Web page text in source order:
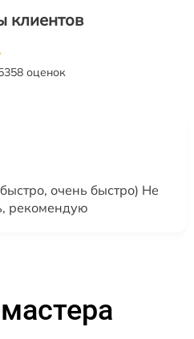
клиентов
оценок
очень быстро) Не
рекомендую